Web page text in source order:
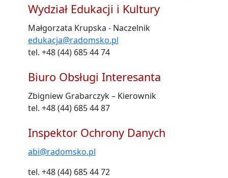
Wydział Edukacji i Kultury
Małgorzata Krupska - Naczelnik
edukacja@radomsko.pl
tel. +48 (44) 685 44 74
Biuro Obsługi Interesanta
Zbigniew Grabarczyk – Kierownik
tel. +48 (44) 685 44 87
Inspektor Ochrony Danych
abi@radomsko.pl
tel. +48 (44) 685 44 72